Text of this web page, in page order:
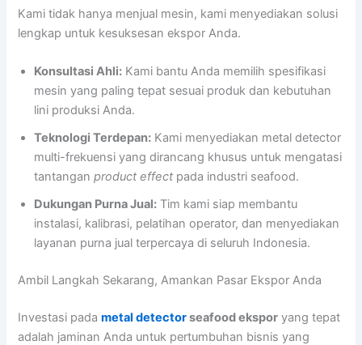
Kami tidak hanya menjual mesin, kami menyediakan solusi
lengkap untuk kesuksesan ekspor Anda.
Konsultasi Ahli: Kami bantu Anda memilih spesifikasi
mesin yang paling tepat sesuai produk dan kebutuhan
lini produksi Anda.
Teknologi Terdepan: Kami menyediakan metal detector
multi-frekuensi yang dirancang khusus untuk mengatasi
tantanganproduct effect pada industri seafood.
Dukungan Purna Jual: Tim kami siap membantu
instalasi, kalibrasi, pelatihan operator, dan menyediakan
layanan purna jual terpercaya di seluruh Indonesia.
Ambil Langkah Sekarang, Amankan Pasar Ekspor Anda
Investasi padametal detectorseafood ekspor yang tepat
adalah jaminan Anda untuk pertumbuhan bisnis yang